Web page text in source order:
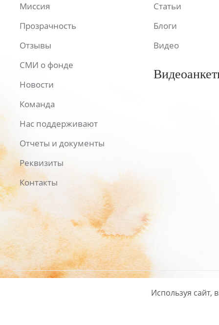
Миссия
Прозрачность
Отзывы
СМИ о фонде
Новости
Команда
Нас поддерживают
Отчеты и документы
Реквизиты
Контакты
Статьи
Блоги
Видео
Политика
Используя сайт,